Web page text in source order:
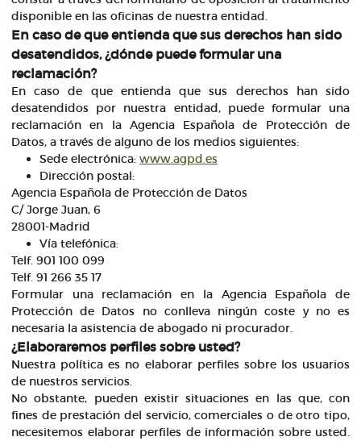
disponible en las oficinas de nuestra entidad.
En caso de que entienda que sus derechos han sido
desatendidos, ¿dónde puede formular una
reclamación?
En caso de que entienda que sus derechos han sido
desatendidos por nuestra entidad, puede formular una
reclamación en la Agencia Española de Protección de
Datos, a través de alguno de los medios siguientes:
Sede electrónica: www.agpd.es
Dirección postal:
Agencia Española de Protección de Datos
C/ Jorge Juan, 6
28001-Madrid
Vía telefónica:
Telf. 901 100 099
Telf. 91 266 35 17
Formular una reclamación en la Agencia Española de
Protección de Datos no conlleva ningún coste y no es
necesaria la asistencia de abogado ni procurador.
¿Elaboraremos perfiles sobre usted?
Nuestra política es no elaborar perfiles sobre los usuarios
de nuestros servicios.
No obstante, pueden existir situaciones en las que, con
fines de prestación del servicio, comerciales o de otro tipo,
necesitemos elaborar perfiles de información sobre usted.